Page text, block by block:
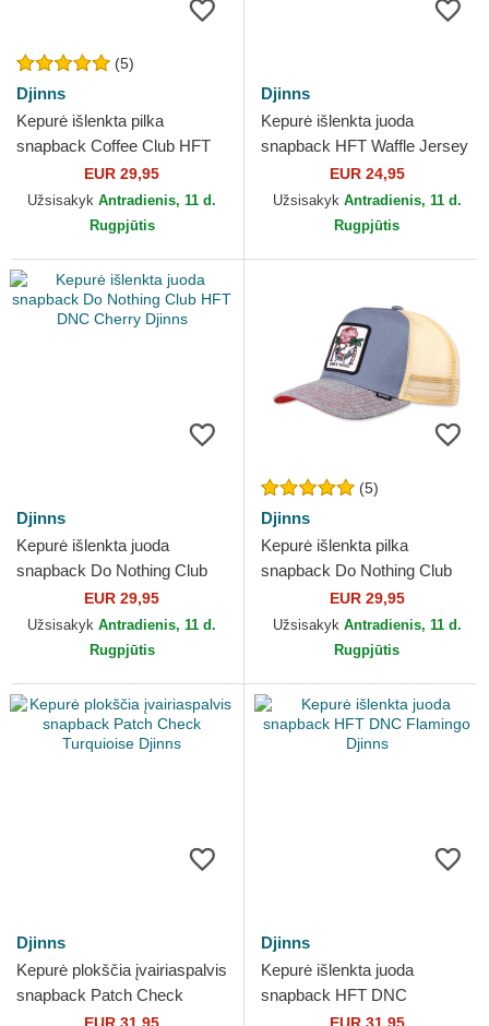
(5)
Djinns
Kepurė išlenkta pilka
snapback Coffee Club HFT
EUR 29,95
Užsisakyk Antradienis, 11 d.
Rugpjūtis
Djinns
Kepurė išlenkta juoda
snapback HFT Waffle Jersey
EUR 24,95
Užsisakyk Antradienis, 11 d.
Rugpjūtis
Djinns
Kepurė išlenkta juoda
snapback Do Nothing Club
HFT DNC Cherry Djinns
EUR 29,95
Užsisakyk Antradienis, 11 d.
Rugpjūtis
(5)
Djinns
Kepurė išlenkta pilka
snapback Do Nothing Club
HFT DNC New 1.4 Djinns
EUR 29,95
Užsisakyk Antradienis, 11 d.
Rugpjūtis
Djinns
Kepurė plokščia įvairiaspalvis
snapback Patch Check
Turquioise Djinns
Djinns
Kepurė išlenkta juoda
snapback HFT DNC
Flamingo Djinns